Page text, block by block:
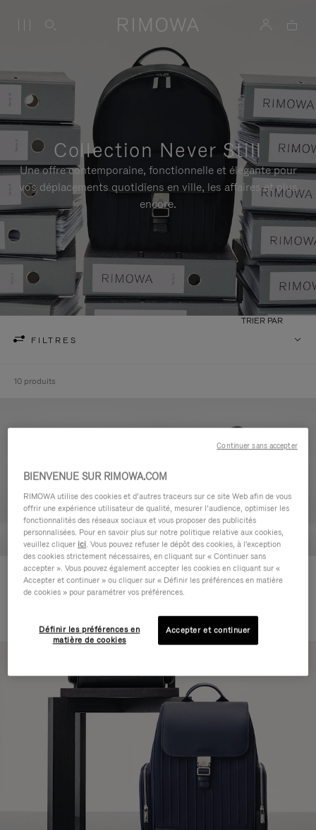
Collection Never Still
Une offre contemporaine, fonctionnelle et élégante pour
vos déplacements quotidiens en ville, les affaires et plus
encore.
FILTRES
TRIER PAR
10 produits
Never Still - Cuir Trousse de
Toilette
Never Still - Cuir Grand Sac à
dos à rabat
BIENVENUE SUR RIMOWA.COM
RIMOWA utilise des cookies et d’autres traceurs sur ce site Web afin de vous
offrir une expérience utilisateur de qualité, mesurer l’audience, optimiser les
fonctionnalités des réseaux sociaux et vous proposer des publicités
personnalisées. Pour en savoir plus sur notre politique relative aux cookies,
veuillez cliquer ici. Vous pouvez refuser le dépôt des cookies, à l'exception
des cookies strictement nécessaires, en cliquant sur « Continuer sans
accepter ». Vous pouvez également accepter les cookies en cliquant sur «
Accepter et continuer » ou cliquer sur « Définir les préférences en matière
de cookies » pour paramétrer vos préférences.
Définir les préférences en
matière de cookies
Accepter et continuer
Continuer sans accepter